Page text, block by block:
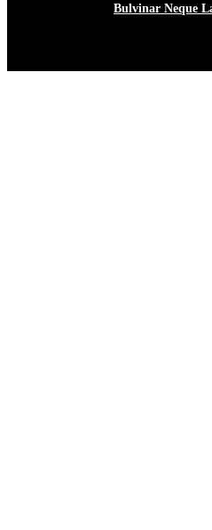
Bulvinar Neque